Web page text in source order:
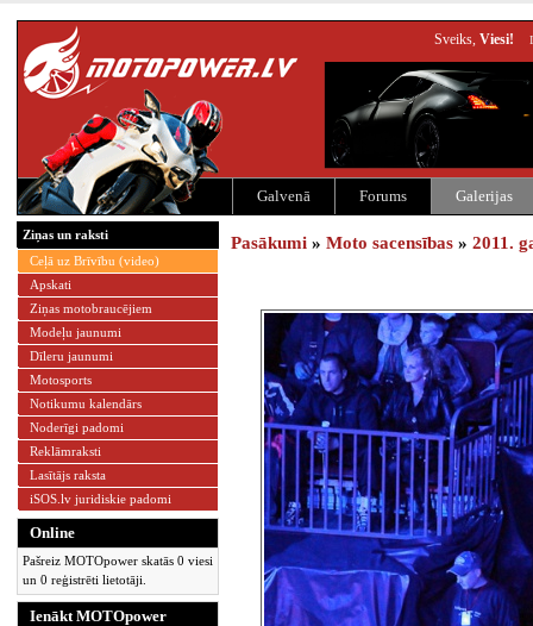
Sveiks, Viesi!
Galvenā Forums Galerijas
Ziņas un raksti
Ceļā uz Brīvību (video)
Apskati
Ziņas motobraucējiem
Modeļu jaunumi
Dīleru jaunumi
Motosports
Notikumu kalendārs
Noderīgi padomi
Reklāmraksti
Lasītājs raksta
iSOS.lv juridiskie padomi
Online
Pašreiz MOTOpower skatās 0 viesi
un 0 reģistrēti lietotāji.
Ienākt MOTOpower
Pasākumi » Moto sacensības » 2011.